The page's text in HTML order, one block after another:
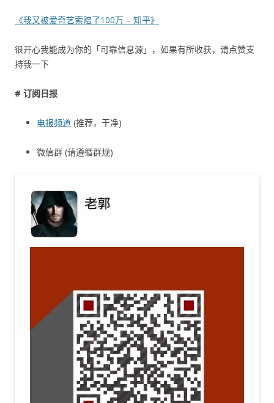
《我又被爱奇艺索赔了100万 – 知乎》
很开心我能成为你的「可靠信息源」，如果有所收获，请点赞支
持我一下
# 订阅日报
电报频道 (推荐，干净)
微信群 (请遵循群规)